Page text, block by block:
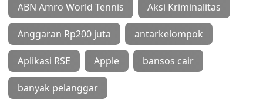
ABN Amro World Tennis Aksi Kriminalitas
Anggaran Rp200 juta antarkelompok
Aplikasi RSE Apple bansos cair
banyak pelanggar